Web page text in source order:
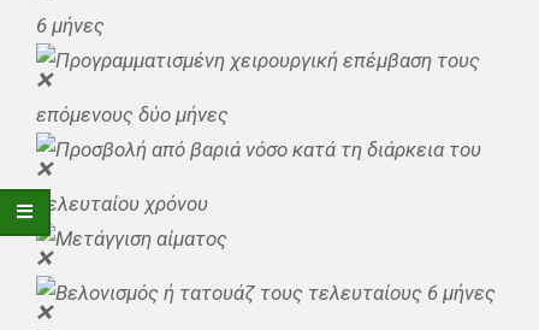
6 μήνες
Προγραμματισμένη χειρουργική επέμβαση τους
επόμενους δύο μήνες
Προσβολή από βαριά νόσο κατά τη διάρκεια του
τελευταίου χρόνου
Μετάγγιση αίματος
Βελονισμός ή τατουάζ τους τελευταίους 6 μήνες